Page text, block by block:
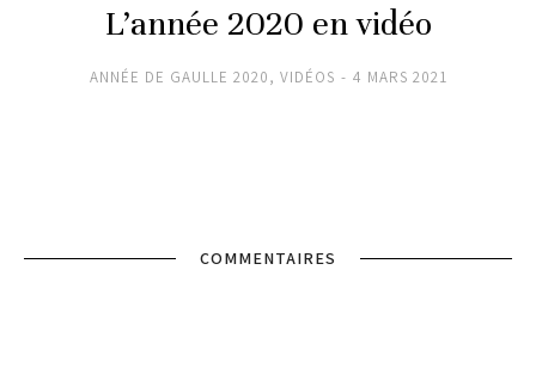
L’année 2020 en vidéo
ANNÉE DE GAULLE 2020, VIDÉOS 4 MARS 2021
COMMENTAIRES